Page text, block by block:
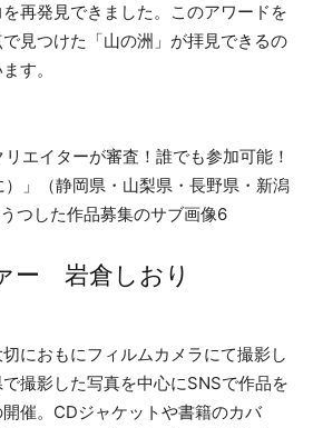
再発見できました。このアワードを
見つけた「山の洲」が拝見できるの
す。
ー 岩倉しおり
におもにフィルムカメラにて撮影し
撮影した写真を中⼼にSNSで作品を
催。CDジャケットや書籍のカバ